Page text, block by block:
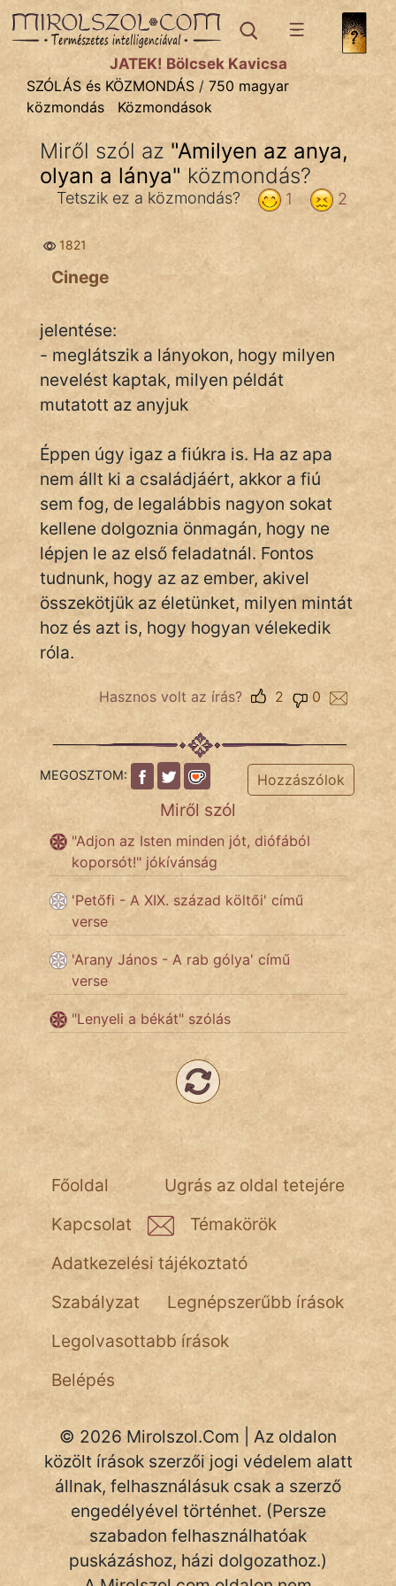
SZÓLÁS ÉS KÖZMONDÁStémák:
Bibliai
Kifejezések
Közmondások
Rímelő
Szóláscsoportok
Szólások
Tréfás
IRODALOM
SZÓLÁS
És
KÖZMONDÁS
PSZICHO
ZENE
FILM
ÉLETMÓD
TÖRTÉNELEM
Népszerű szerzőink:
Hunor
Jób Gedeon
NapHold
Név nélkül
pszichopati
szegény legény
Hoffer Botond
szemfüles
JÁTÉK! Bölcsek Kavicsa
SZÓLÁS és KÖZMONDÁS / 750 magyar
közmondás
Közmondások
Miről szól az "Amilyen az anya,
olyan a lánya" közmondás?
2
1
Tetszik ez a közmondás?
1821
Cinege
jelentése:
- meglátszik a lányokon, hogy milyen
nevelést kaptak, milyen példát
mutatott az anyjuk
Éppen úgy igaz a fiúkra is. Ha az apa
nem állt ki a családjáért, akkor a fiú
sem fog, de legalábbis nagyon sokat
kellene dolgoznia önmagán, hogy ne
lépjen le az első feladatnál. Fontos
tudnunk, hogy az az ember, akivel
összekötjük az életünket, milyen mintát
hoz és azt is, hogy hogyan vélekedik
róla.
Hasznos volt az írás? 0
2
MEGOSZTOM: Hozzászólok
Miről szól
"Adjon az Isten minden jót, diófából
koporsót!" jókívánság
'Petőfi - A XIX. század költői' című
verse
'Arany János - A rab gólya' című
verse
"Lenyeli a békát" szólás
Ugrás az oldal tetejére
Főoldal
Kapcsolat
Témakörök
Adatkezelési tájékoztató
Szabályzat
Legnépszerűbb írások
Legolvasottabb írások
Belépés
© 2026 Mirolszol.Com | Az oldalon
közölt írások szerzői jogi védelem alatt
állnak, felhasználásuk csak a szerző
engedélyével történhet. (Persze
szabadon felhasználhatóak
puskázáshoz, házi dolgozathoz.)